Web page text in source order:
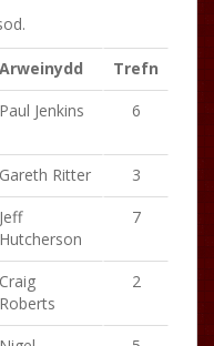
Arweinydd
Trefn
Paul Jenkins 6
Gareth Ritter
3
Jeff
Hutcherson
7
Craig
Roberts
2